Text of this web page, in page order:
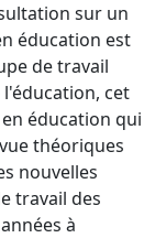
sur un
éducation est
de travail
cet
éducation qui
théoriques
nouvelles
travail des
à